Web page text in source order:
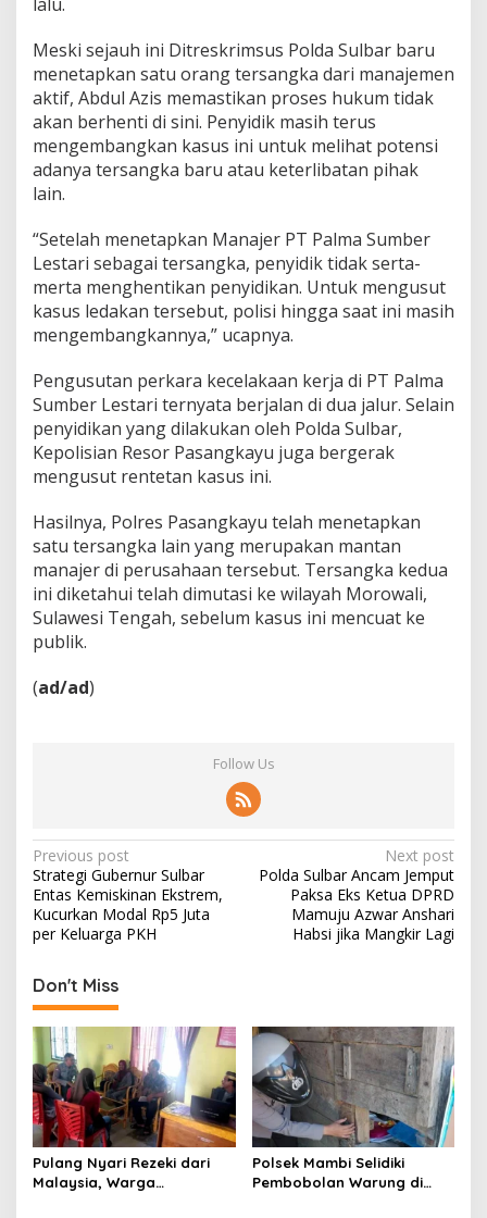
k
S
a
w
i
t
Meski sejauh ini Ditreskrimsus Polda Sulbar baru
menetapkan satu orang tersangka dari manajemen
aktif, Abdul Azis memastikan proses hukum tidak
akan berhenti di sini. Penyidik masih terus
mengembangkan kasus ini untuk melihat potensi
adanya tersangka baru atau keterlibatan pihak
lain.
“Setelah menetapkan Manajer PT Palma Sumber
Lestari sebagai tersangka, penyidik tidak serta-
merta menghentikan penyidikan. Untuk mengusut
kasus ledakan tersebut, polisi hingga saat ini masih
mengembangkannya,” ucapnya.
Pengusutan perkara kecelakaan kerja di PT Palma
Sumber Lestari ternyata berjalan di dua jalur. Selain
penyidikan yang dilakukan oleh Polda Sulbar,
Kepolisian Resor Pasangkayu juga bergerak
mengusut rentetan kasus ini.
Hasilnya, Polres Pasangkayu telah menetapkan
satu tersangka lain yang merupakan mantan
manajer di perusahaan tersebut. Tersangka kedua
ini diketahui telah dimutasi ke wilayah Morowali,
Sulawesi Tengah, sebelum kasus ini mencuat ke
publik.
(ad/ad)
Follow Us
P
o
s
t
n
a
v
i
g
a
t
i
Previous post
Strategi Gubernur Sulbar
Entas Kemiskinan Ekstrem,
Kucurkan Modal Rp5 Juta
per Keluarga PKH
Next post
Polda Sulbar Ancam Jemput
Paksa Eks Ketua DPRD
Mamuju Azwar Anshari
Habsi jika Mangkir Lagi
Don't Miss
Pulang Nyari Rezeki dari
Malaysia, Warga
Polsek Mambi Selidiki
Pembobolan Warung di